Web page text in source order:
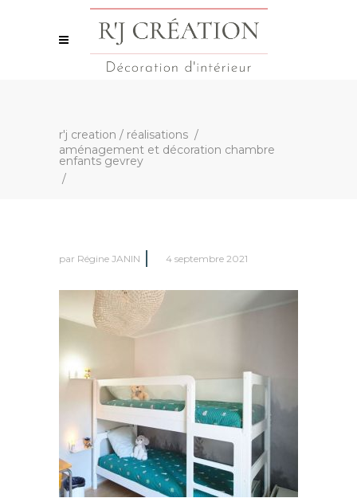
r'j creation / réalisations /
aménagement et décoration chambre
enfants gevrey
/
par Régine JANIN 4 septembre 2021